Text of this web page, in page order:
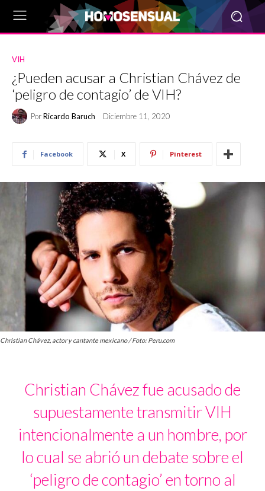
VIH
¿Pueden acusar a Christian Chávez de
‘peligro de contagio’ de VIH?
PorRicardo Baruch Diciembre 11, 2020
Facebook X Pinterest
Christian Chávez, actor y cantante mexicano / Foto: Peru.com
Christian Chávez fue acusado de
supuestamente transmitir VIH
intencionalmente a un hombre, por
lo cual se abrió un debate sobre el
‘peligro de contagio’ en torno al